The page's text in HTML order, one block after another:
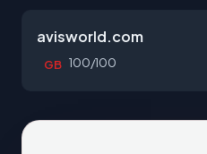
avisworld.com
GB 100/100